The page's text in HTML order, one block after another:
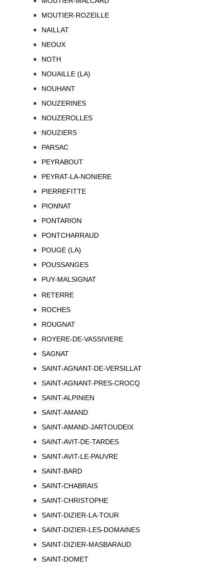
MOUTIER-ROZEILLE
NAILLAT
NEOUX
NOTH
NOUAILLE (LA)
NOUHANT
NOUZERINES
NOUZEROLLES
NOUZIERS
PARSAC
PEYRABOUT
PEYRAT-LA-NONIERE
PIERREFITTE
PIONNAT
PONTARION
PONTCHARRAUD
POUGE (LA)
POUSSANGES
PUY-MALSIGNAT
RETERRE
ROCHES
ROUGNAT
ROYERE-DE-VASSIVIERE
SAGNAT
SAINT-AGNANT-DE-VERSILLAT
SAINT-AGNANT-PRES-CROCQ
SAINT-ALPINIEN
SAINT-AMAND
SAINT-AMAND-JARTOUDEIX
SAINT-AVIT-DE-TARDES
SAINT-AVIT-LE-PAUVRE
SAINT-BARD
SAINT-CHABRAIS
SAINT-CHRISTOPHE
SAINT-DIZIER-LA-TOUR
SAINT-DIZIER-LES-DOMAINES
SAINT-DIZIER-MASBARAUD
SAINT-DOMET